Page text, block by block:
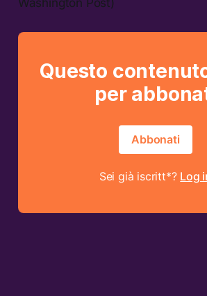
Questo
per
Abbonati
Sei già iscritt*? Log